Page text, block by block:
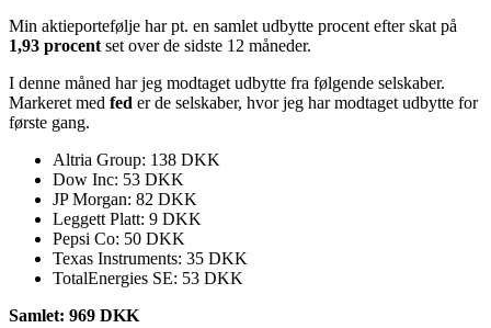
Min aktieportefølje har pt. en samlet udbytte procent efter skat på
1,93 procent set over de sidste 12 måneder.
I denne måned har jeg modtaget udbytte fra følgende selskaber.
Markeret med fed er de selskaber, hvor jeg har modtaget udbytte for
første gang.
Altria Group: 138 DKK
Dow Inc: 53 DKK
JP Morgan: 82 DKK
Leggett Platt: 9 DKK
Pepsi Co: 50 DKK
Texas Instruments: 35 DKK
TotalEnergies SE: 53 DKK
Samlet: 969 DKK